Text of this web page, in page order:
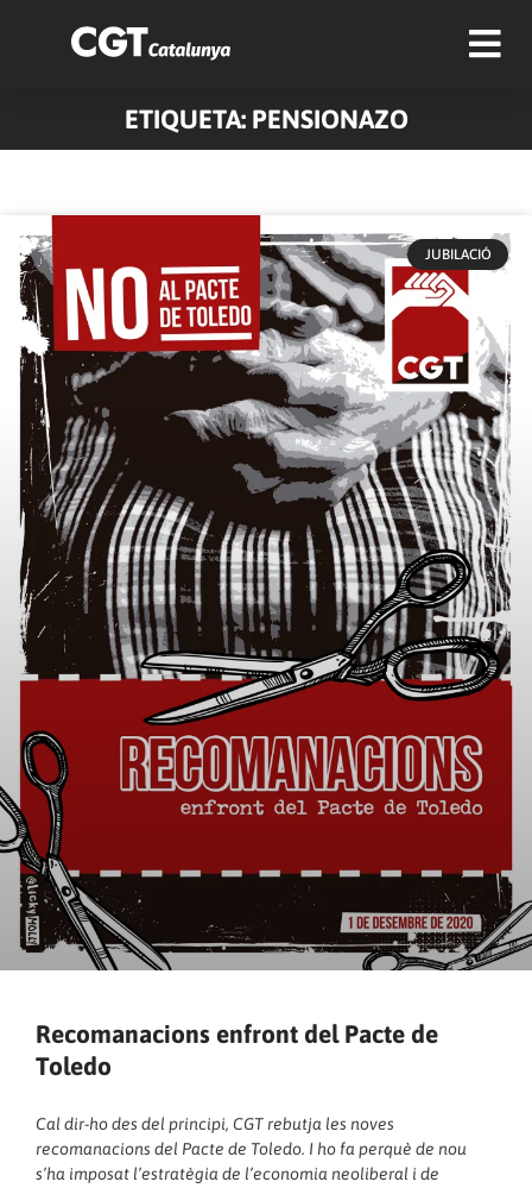
ETIQUETA: PENSIONAZO
JUBILACIÓ
Recomanacions enfront del Pacte de
Toledo
Cal dir-ho des del principi, CGT rebutja les noves
recomanacions del Pacte de Toledo. I ho fa perquè de nou
s’ha imposat l’estratègia de l’economia neoliberal i de